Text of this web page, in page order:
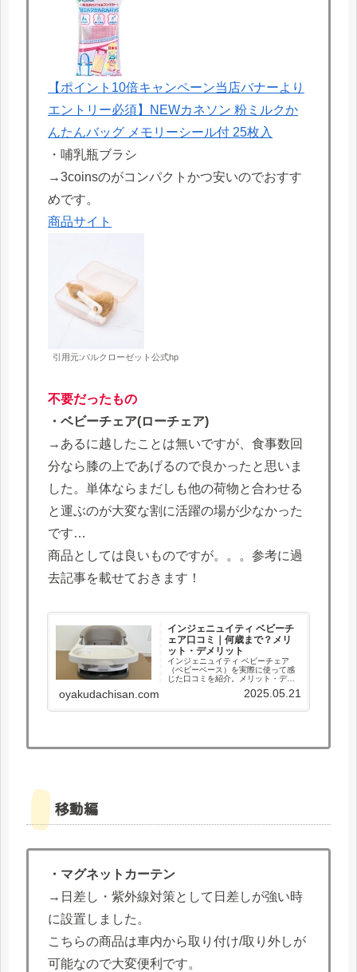
【ポイント10倍キャンペーン当店バナーより
エントリー必須】NEWカネソン 粉ミルクか
んたんバッグ メモリーシール付 25枚入
・哺乳瓶ブラシ
→3coinsのがコンパクトかつ安いのでおすす
めです。
商品サイト
引用元:パルクローゼット公式hp
不要だったもの
・ベビーチェア(ローチェア)
→あるに越したことは無いですが、食事数回
分なら膝の上であげるので良かったと思いま
した。単体ならまだしも他の荷物と合わせる
と運ぶのが大変な割に活躍の場が少なかった
です…
商品としては良いものですが。。。参考に過
去記事を載せておきます！
インジェニュイティ ベビーチ
ェア口コミ｜何歳まで？メリ
ット・デメリット
インジェニュイティ ベビーチェア
（ベビーベース）を実際に使って感
じた口コミを紹介。メリット・デメ
ビーチェアとの違いを分かりやすく
oyakudachisan.com 2025.05.21
移動編
・マグネットカーテン
→日差し・紫外線対策として日差しが強い時
に設置しました。
こちらの商品は車内から取り付け/取り外しが
可能なので大変便利です。